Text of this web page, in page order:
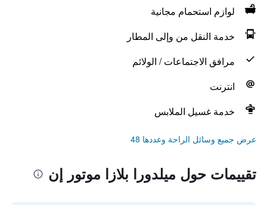
لوازم استحمام مجانية
خدمة النقل من وإلى المطار
مرافق الاجتماعات / الولائم
انترنت
خدمة غسيل الملابس
عرض جميع وسائل الراحة وعددها 48
تقييمات حول ميلدورا بلازا موتور إن